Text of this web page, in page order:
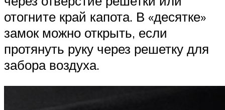
отогните край капота. В «десятке»
замок можно открыть, если
протянуть руку через решетку для
забора воздуха.